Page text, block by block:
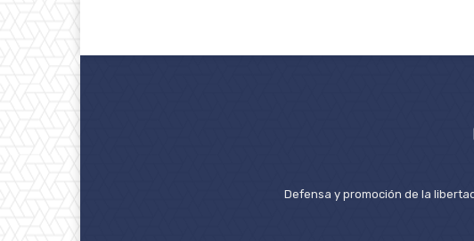
Defensa y promoción de la